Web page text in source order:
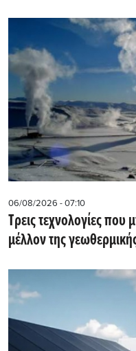
06/08/2026 - 07:10
Τρεις τεχνολογίες
μέλλον της